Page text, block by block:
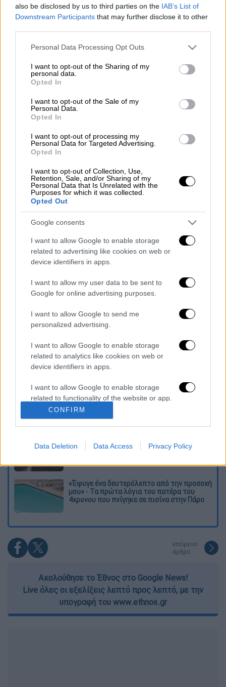
also be disclosed by us to third parties on the IAB’s List of
Downstream Participants that may further disclose it to other
Please note that this website/app uses one or more Google
not limited to your visit or usage behaviour. You may click to
grant or deny consent to Google and its third-party tags to
use your data for below specified purposes in below Google
consent section.
Personal Data Processing Opt Outs
I want to opt-out of the Sharing of my
personal data.
Opted In
I want to opt-out of the Sale of my
Personal Data.
Opted In
I want to opt-out of processing my
Personal Data for Targeted Advertising.
Opted In
I want to opt-out of Collection, Use,
Retention, Sale, and/or Sharing of my
Personal Data that Is Unrelated with the
Purposes for which it was collected.
Opted Out
Google consents
I want to allow Google to enable storage
related to advertising like cookies on web or
device identifiers in apps.
I want to allow my user data to be sent to
Google for online advertising purposes.
I want to allow Google to send me
personalized advertising.
I want to allow Google to enable storage
related to analytics like cookies on web or
device identifiers in apps.
I want to allow Google to enable storage
related to functionality of the website or app.
I want to allow Google to enable storage
related to personalization.
I want to allow Google to enable storage
functionality and fraud prevention, and other
user protection.
CONFIRM
Data Deletion Data Access Privacy Policy
επτά εβδομάδων πολέμου στη Μέση
Ανατολή θα αρχίσει να γίνεται πιο εμφανής
αυτή την εβδομάδα, με τη δημοσίευση των
αποτελεσμάτων επιχειρηματικών ερευνών
της S&P Global για τον Απρίλιο.
Διαβάστε περισσότερα στηνimerisia.gr
Τα σχολιά σας δημοσιεύονται άμεσα με δική σας ευθύνη. Το
ΕΘΝΟΣ θα παρεμβαίνει και τα προσβλητικά σχόλια θα
διαγράφονται
Χωρίς περιττώματα δε θα υπήρχε ζωή στη
Γη: Η επιστημονική ανακάλυψη που
Πέθανε ο σπουδαίος ηθοποιός Νίκος
Καλογερόπουλος
Σκιάθος: Φρικιαστική καταγγελία 15χρονου
για κατ' εξακολούθηση βιασμό,
«Έφυγε ένα δευτερόλεπτο από την προσοχή
μου» - Τα πρώτα λόγια του πατέρα του
4χρονου που πνίγηκε σε πισίνα στην Πάρο
επόμενο
άρθρο
Ακολούθησε το Έθνος στο Google News!
Live όλες οι εξελίξεις λεπτό προς λεπτό, με την
υπογραφή του www.ethnos.gr